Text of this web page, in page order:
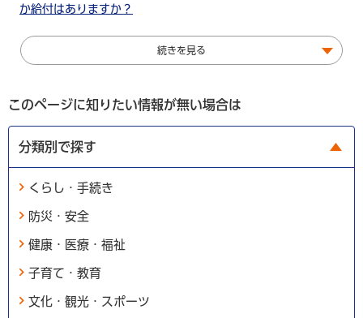
か給付はありますか？
続きを見る
このページに知りたい情報が無い場合は
分類別で探す
くらし・手続き
防災・安全
健康・医療・福祉
子育て・教育
文化・観光・スポーツ